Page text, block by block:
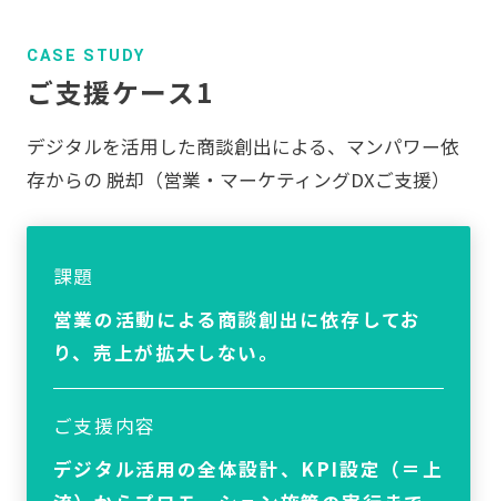
CASE STUDY
ご支援ケース1
デジタルを活用した商談創出による、マンパワー依
存からの 脱却（営業・マーケティングDXご支援）
課題
営業の活動による商談創出に依存してお
り、売上が拡大しない。
ご支援内容
デジタル活用の全体設計、KPI設定（＝上